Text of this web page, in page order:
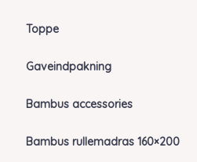
Toppe
Gaveindpakning
Bambus accessories
Bambus rullemadras 160×200